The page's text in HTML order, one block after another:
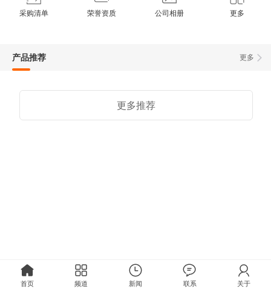
采购清单 荣誉资质 公司相册 更多
更多
产品推荐
更多推荐
首页 频道 新闻 联系 关于